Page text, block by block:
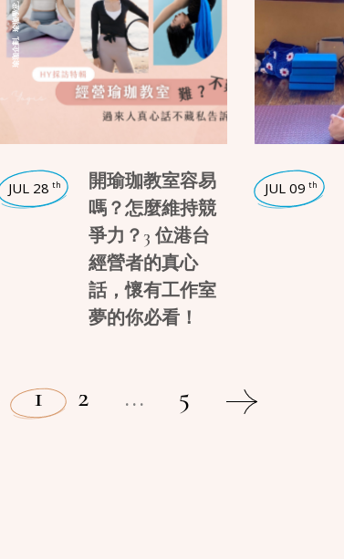
瑜珈企劃
瑜珈學堂
JUL 28 th
開瑜珈教室容易
嗎？怎麼維持競
爭力？3 位港台
經營者的真心
話，懷有工作室
夢的你必看！
JUL 09 th
1 2 ... 5